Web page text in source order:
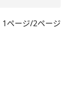
1ページ/2ページ